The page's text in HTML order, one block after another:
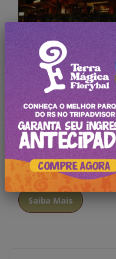
Saiba Mais
Chama de Fogo
Churrascaria
Saiba Mais